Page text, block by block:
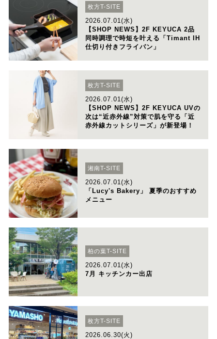
枚方T-SITE
2026.07.01(水)
【SHOP NEWS】2F KEYUCA 2品
同時調理で時短を叶える「Timant IH
仕切り付きフライパン」
枚方T-SITE
2026.07.01(水)
【SHOP NEWS】2F KEYUCA UVの
次は“近赤外線”対策で肌を守る「近
赤外線カットシリーズ」が新登場！
湘南T-SITE
2026.07.01(水)
「Lucy's Bakery」 夏季のおすすめ
メニュー
柏の葉T-SITE
2026.07.01(水)
7月 キッチンカー出店
枚方T-SITE
2026.06.30(火)